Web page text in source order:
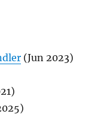
(Jun 2023)